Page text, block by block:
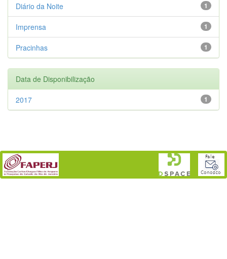
1
Diário da Noite
1
Imprensa
1
Pracinhas
Data de Disponibilização
1
2017